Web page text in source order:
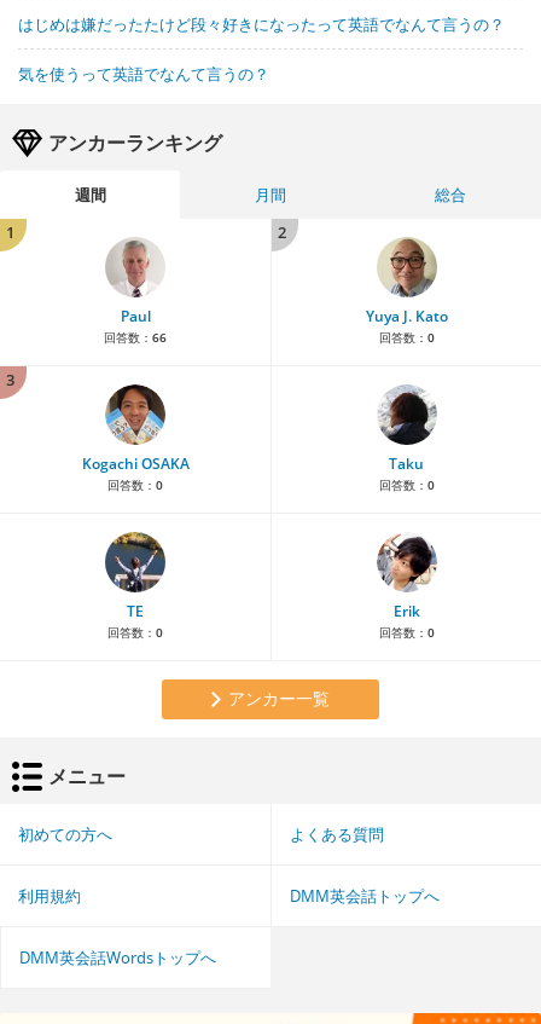
はじめは嫌だったたけど段々好きになったって英語でなんて言うの？
気を使うって英語でなんて言うの？
アンカーランキング
週間 月間
総合
1
Paul
回答数： 66
2
Yuya J. Kato
回答数： 0
3
Kogachi OSAKA
回答数： 0
Taku
回答数： 0
TE
回答数： 0
Erik
回答数： 0
アンカー一覧
メニュー
初めての方へ よくある質問
利用規約 DMM英会話トップへ
DMM英会話Wordsトップへ